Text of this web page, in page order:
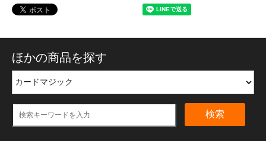
ほかの商品を探す
検索